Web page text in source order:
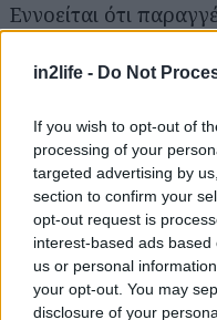
in2life - Do Not
If you wish to opt-out of
processing of your
targeted advertising by
section to confirm your
opt-out request is
interest-based ads
us or personal
your opt-out. You may
disclosure of your
Εννοείται ότι
απλά ή γεμιστά με
είναι πολύ καλές,
θα βγει ο